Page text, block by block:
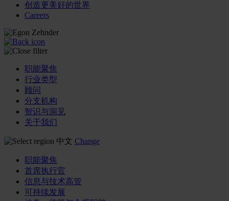
创造更美好的世界
Careers
职能聚焦
行业类型
顾问
分支机构
智识与洞见
关于我们
中文 Change
职能聚焦
首席执行官
信息与技术高管
可持续发展